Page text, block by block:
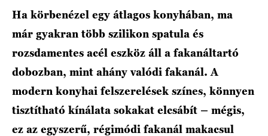
Ha körbenézel egy átlagos konyhában, ma
már gyakran több szilikon spatula és
rozsdamentes acél eszköz áll a fakanáltartó
dobozban, mint ahány valódi fakanál. A
modern konyhai felszerelések színes, könnyen
tisztítható kínálata sokakat elcsábít – mégis,
ez az egyszerű, régimódi fakanál makacsul